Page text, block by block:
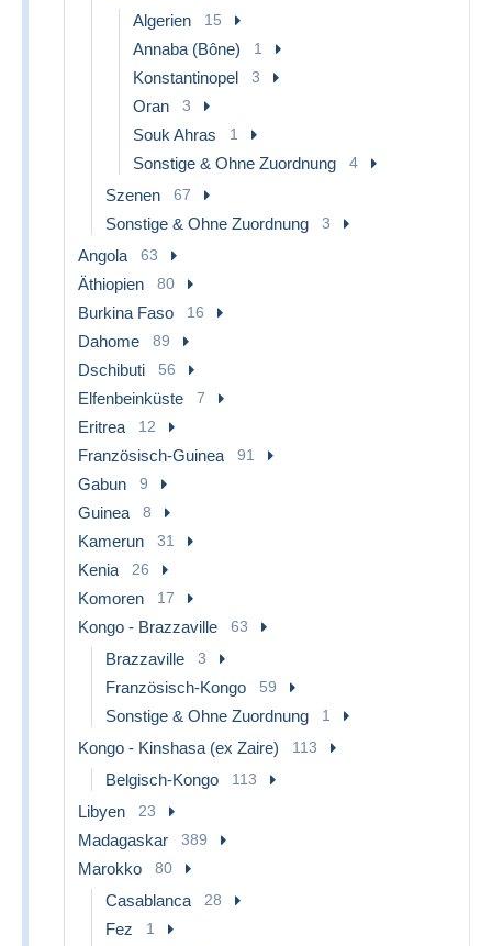
Algerien 15
Annaba (Bône) 1
Konstantinopel 3
Oran 3
Souk Ahras 1
Sonstige & Ohne Zuordnung 4
Szenen 67
Sonstige & Ohne Zuordnung 3
Angola 63
Äthiopien 80
Burkina Faso 16
Dahome 89
Dschibuti 56
Elfenbeinküste 7
Eritrea 12
Französisch-Guinea 91
Gabun 9
Guinea 8
Kamerun 31
Kenia 26
Komoren 17
Kongo - Brazzaville 63
Brazzaville 3
Französisch-Kongo 59
Sonstige & Ohne Zuordnung 1
Kongo - Kinshasa (ex Zaire) 113
Belgisch-Kongo 113
Libyen 23
Madagaskar 389
Marokko 80
Casablanca 28
Fez 1